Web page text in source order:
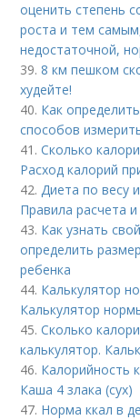
оценить степень
роста и тем
недостаточной,
39.8 км пешком
худейте!
40. Как
способов
41.Сколько
Расход калорий
42.Диета по весу
Правила расчета
43. Как узнать
определить
ребенка
44. Калькулятор
Калькулятор
45.Сколько
калькулятор.
46. Калорийность
Каша 4 злака (сух)
47. Норма ккал в